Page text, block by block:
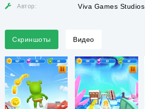
Автор: Viva Games Studios
Скриншоты Видео